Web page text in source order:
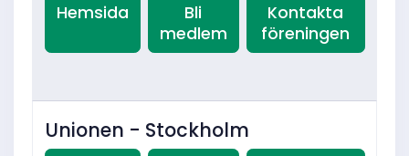
Hemsida
Bli
medlem
Kontakta
föreningen
Unionen - Stockholm